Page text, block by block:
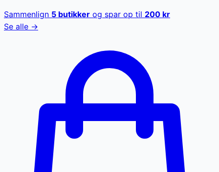
Sammenlign 5 butikker og spar op til 200 kr
Se alle →